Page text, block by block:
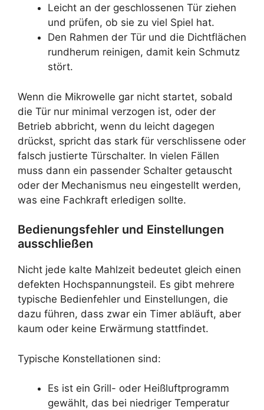
Leicht an der geschlossenen Tür ziehen
und prüfen, ob sie zu viel Spiel hat.
Den Rahmen der Tür und die Dichtflächen
rundherum reinigen, damit kein Schmutz
stört.
Wenn die Mikrowelle gar nicht startet, sobald
die Tür nur minimal verzogen ist, oder der
Betrieb abbricht, wenn du leicht dagegen
drückst, spricht das stark für verschlissene oder
falsch justierte Türschalter. In vielen Fällen
muss dann ein passender Schalter getauscht
oder der Mechanismus neu eingestellt werden,
was eine Fachkraft erledigen sollte.
Bedienungsfehler und Einstellungen
ausschließen
Nicht jede kalte Mahlzeit bedeutet gleich einen
defekten Hochspannungsteil. Es gibt mehrere
typische Bedienfehler und Einstellungen, die
dazu führen, dass zwar ein Timer abläuft, aber
kaum oder keine Erwärmung stattfindet.
Typische Konstellationen sind:
Es ist ein Grill- oder Heißluftprogramm
gewählt, das bei niedriger Temperatur